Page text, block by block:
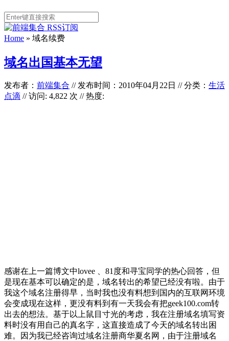
Home » 域名续费
域名出国基本无望
发布者： 前端集合 //发布时间：2010年04月22日 //分类： 生活
点滴 // 访问: 4,822 次 // 热度:
感谢在上一篇博文中lovee 、81度和寻宝同学的热心回答，但
是现在基本可以确定的是，域名转出的希望已经没有啦。由于
我这个域名注册得早，当时我也没有料想到国内的互联网环境
会变成现在这样，更没有料到有一天我会有把geek100.com转
出去的想法。基于以上鼠目寸光的考虑，我在注册域名填写资
料时没有用自己的真名字，这直接造成了今天的域名转出困
难。因为我已经咨询过域名注册商华夏名网，由于注册域名